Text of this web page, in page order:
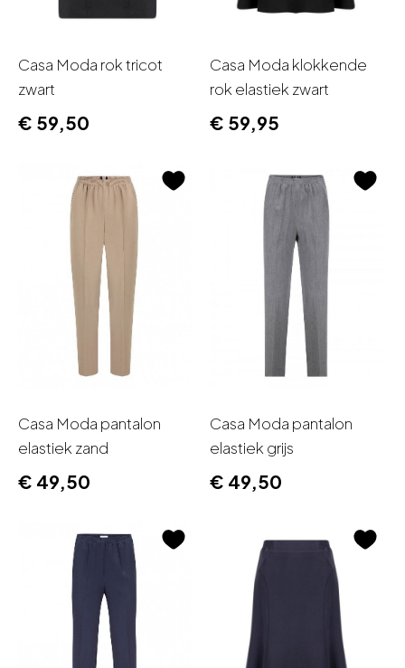
Casa Moda rok tricot
zwart
€ 59,50
Casa Moda klokkende
rok elastiek zwart
€ 59,95
Casa Moda pantalon
elastiek zand
€ 49,50
Casa Moda pantalon
elastiek grijs
€ 49,50